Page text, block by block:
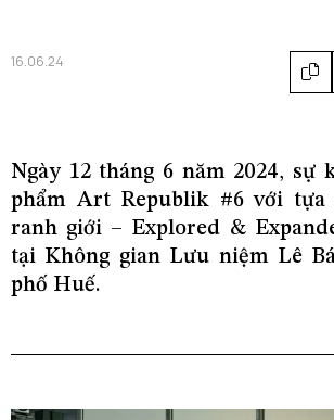
16.06.24
Ngày 12 tháng 6 năm 2024, sự
phẩm Art Republik #6 với tựa
ranh giới – Explored &
tại Không gian Lưu niệm Lê
phố Huế.